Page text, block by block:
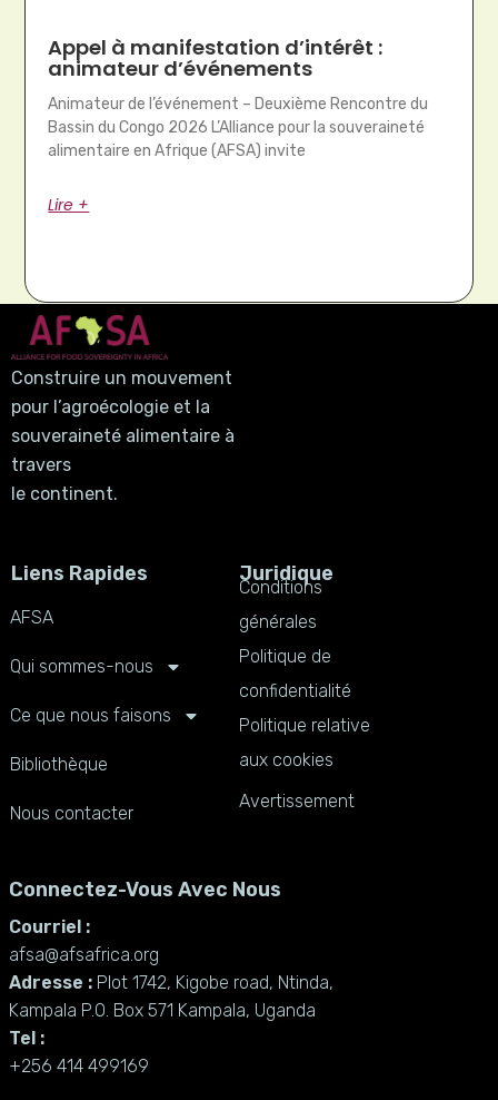
Appel à manifestation d’intérêt :
animateur d’événements
Animateur de l’événement – Deuxième Rencontre du
Bassin du Congo 2026 L’Alliance pour la souveraineté
alimentaire en Afrique (AFSA) invite
Lire +
Construire un mouvement
pour l’agroécologie et la
souveraineté alimentaire à
travers
le continent.
Liens Rapides
AFSA
Qui sommes-nous
Ce que nous faisons
Bibliothèque
Nous contacter
Juridique
Conditions
générales
Politique de
confidentialité
Politique relative
aux cookies
Avertissement
Connectez-Vous Avec Nous
Courriel :
afsa@afsafrica.org
Adresse : Plot 1742, Kigobe road, Ntinda,
Kampala P.O. Box 571 Kampala, Uganda
Tel :
+256 414 499169